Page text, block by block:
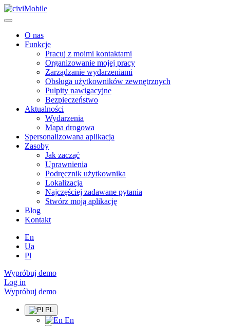
O nas
Funkcje
Pracuj z moimi kontaktami
Organizowanie mojej pracy
Zarządzanie wydarzeniami
Obsługa użytkowników zewnętrznych
Pulpity nawigacyjne
Bezpieczeństwo
Aktualności
Wydarzenia
Mapa drogowa
Spersonalizowana aplikacja
Zasoby
Jak zacząć
Uprawnienia
Podręcznik użytkownika
Lokalizacja
Najczęściej zadawane pytania
Stwórz moją aplikację
Blog
Kontakt
En
Ua
Pl
Wypróbuj demo
Log in
Wypróbuj demo
PL
En